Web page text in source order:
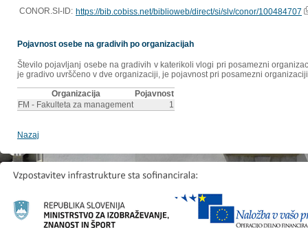
CONOR.SI-ID: https://bib.cobiss.net/biblioweb/direct/si/slv/conor/100484707
Pojavnost osebe na gradivih po organizacijah
Število pojavljanj osebe na gradivih v katerikoli vlogi pri posamezni
je gradivo uvrščeno v dve organizaciji, je pojavnost pri posamezni
Organizacija
Pojavnost
FM - Fakulteta za management
1
Nazaj